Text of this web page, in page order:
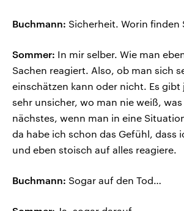
Buchmann: Sicherheit. Worin finden
Sommer: In mir selber. Wie man
Sachen reagiert. Also, ob man sich
einschätzen kann oder nicht. Es gibt
sehr unsicher, wo man nie weiß,
nächstes, wenn man in eine
da habe ich schon das Gefühl, dass
und eben stoisch auf alles reagiere.
Buchmann: Sogar auf den Tod…